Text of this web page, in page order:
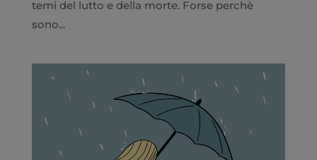
temi del lutto e della morte. Forse perchè
sono...